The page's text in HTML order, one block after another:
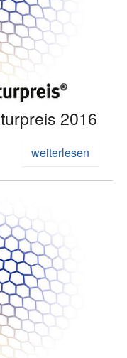
2016
weiterlesen